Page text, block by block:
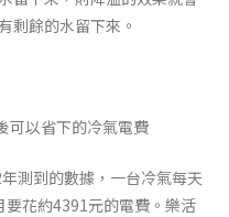
剩餘的水留下來。
可以省下的冷氣電費
測到的數據，一台冷氣每天
要花約4391元的電費。樂活